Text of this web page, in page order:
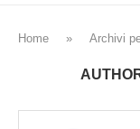
Home » Archivi